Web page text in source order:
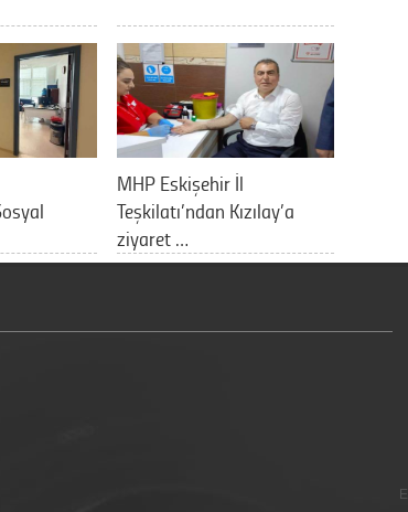
MHP Eskişehir İl
Teşkilatı’ndan Kızılay’a
ziyaret …